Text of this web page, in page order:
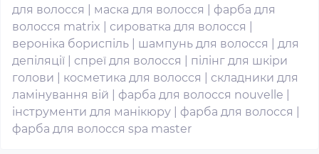
для волосся
маска для волосся
фарба для
волосся matrix
сироватка для волосся
вероніка бориспіль
шампунь для волосся
для
депіляції
спреї для волосся
пілінг для шкіри
голови
косметика для волосся
складники для
ламінування вій
фарба для волосся nouvelle
інструменти для манікюру
фарба для волосся
фарба для волосся spa master